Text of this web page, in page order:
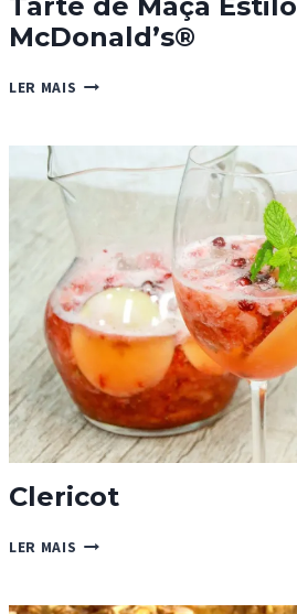
McDonald’s®
LER MAIS TARTE
ESTILO
MCDONALD’S®
Clericot
LER MAIS CLERICOT